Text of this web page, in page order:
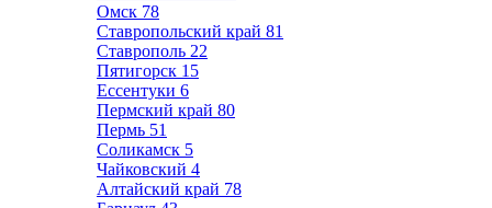
Омск 78
Ставропольский край 81
Ставрополь 22
Пятигорск 15
Ессентуки 6
Пермский край 80
Пермь 51
Соликамск 5
Чайковский 4
Алтайский край 78